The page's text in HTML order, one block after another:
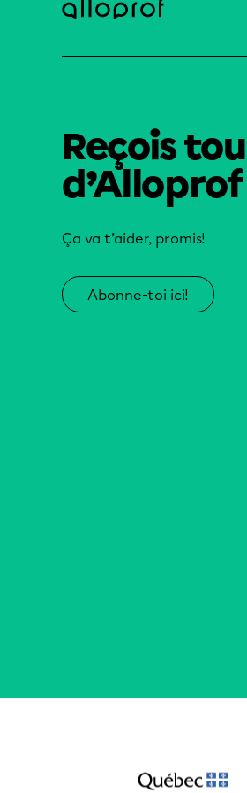
Reçois
Ça va t’aider, promis!
Abonne-toi ici!